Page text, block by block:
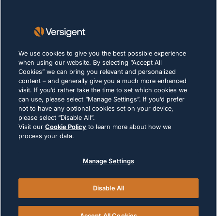
DATENSCHUTZERKLÄRUNG
Impressum
Nutzungsbedingungen
Cookie-Richtlinie
RECHTLICHE HINWEISE UND
© 2026 Versigent. All rights reserved
We use cookies to give you the best possible experience
when using our website. By selecting “Accept All
Cookies” we can bring you relevant and personalized
content – and generally give you a much more enhanced
visit. If you’d rather take the time to set which cookies we
can use, please select “Manage Settings”. If you’d prefer
not to have any optional cookies set on your device,
please select “Disable All”.
Visit ourCookie Policy to learn more about how we
process your data.
Manage Settings
Disable All